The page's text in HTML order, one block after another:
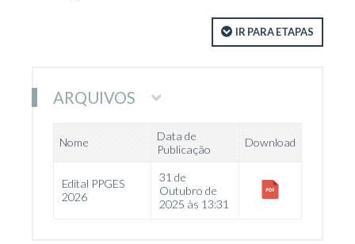
IR PARA ETAPAS
ARQUIVOS
Nome
Data de
Publicação
Download
Edital PPGES
2026
31 de
Outubro de
2025 às 13:31